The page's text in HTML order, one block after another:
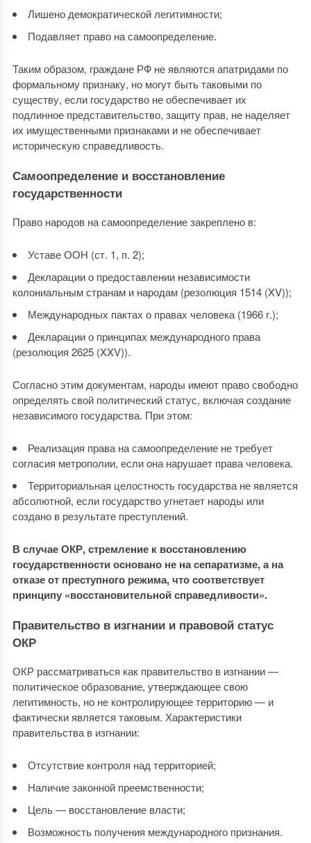
Лишено демократической легитимности;
Подавляет право на самоопределение.
Таким образом, граждане РФ не являются апатридами по
формальному признаку, но могут быть таковыми по
существу, если государство не обеспечивает их
подлинное представительство, защиту прав, не наделяет
их имущественными признаками и не обеспечивает
историческую справедливость.
Самоопределение и восстановление
государственности
Право народов на самоопределение закреплено в:
Уставе ООН (ст. 1, п. 2);
Декларации о предоставлении независимости
колониальным странам и народам (резолюция 1514 (XV));
Международных пактах о правах человека (1966 г.);
Декларации о принципах международного права
(резолюция 2625 (XXV)).
Согласно этим документам, народы имеют право свободно
определять свой политический статус, включая создание
независимого государства. При этом:
Реализация права на самоопределение не требует
согласия метрополии, если она нарушает права человека.
Территориальная целостность государства не является
абсолютной, если государство угнетает народы или
создано в результате преступлений.
В случае ОКР, стремление к восстановлению
государственности основано не на сепаратизме, а на
отказе от преступного режима, что соответствует
принципу «восстановительной справедливости».
Правительство в изгнании и правовой статус
ОКР
ОКР рассматриваться как правительство в изгнании —
политическое образование, утверждающее свою
легитимность, но не контролирующее территорию — и
фактически является таковым. Характеристики
правительства в изгнании:
Отсутствие контроля над территорией;
Наличие законной преемственности;
Цель — восстановление власти;
Возможность получения международного признания.